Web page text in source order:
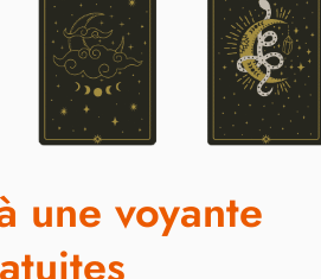
une voyante